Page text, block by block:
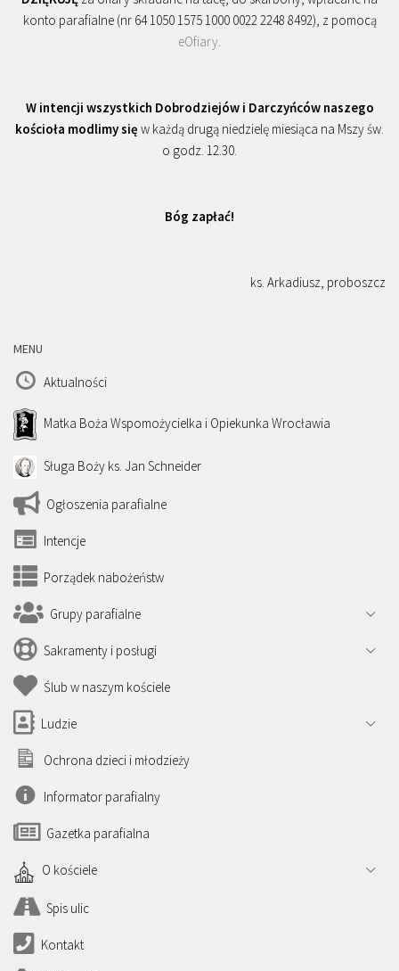
konto parafialne (nr 64 1050 1575 1000 0022 2248 8492), z pomocą
eOfiary
W intencji wszystkich Dobrodziejów i Darczyńców naszego
kościoła modlimy się w każdą drugą niedzielę miesiąca na Mszy św.
o godz. 12.30.
Bóg zapłać!
ks. Arkadiusz, proboszcz
MENU
Aktualności
Matka Boża Wspomożycielka i Opiekunka Wrocławia
Sługa Boży ks. Jan Schneider
Ogłoszenia parafialne
Intencje
Porządek nabożeństw
Grupy parafialne
Sakramenty i posługi
Ślub w naszym kościele
Ludzie
Ochrona dzieci i młodzieży
Informator parafialny
Gazetka parafialna
O kościele
Spis ulic
Kontakt